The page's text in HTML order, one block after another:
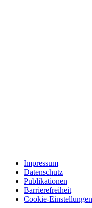
Impressum
Datenschutz
Publikationen
Barrierefreiheit
Cookie-Einstellungen